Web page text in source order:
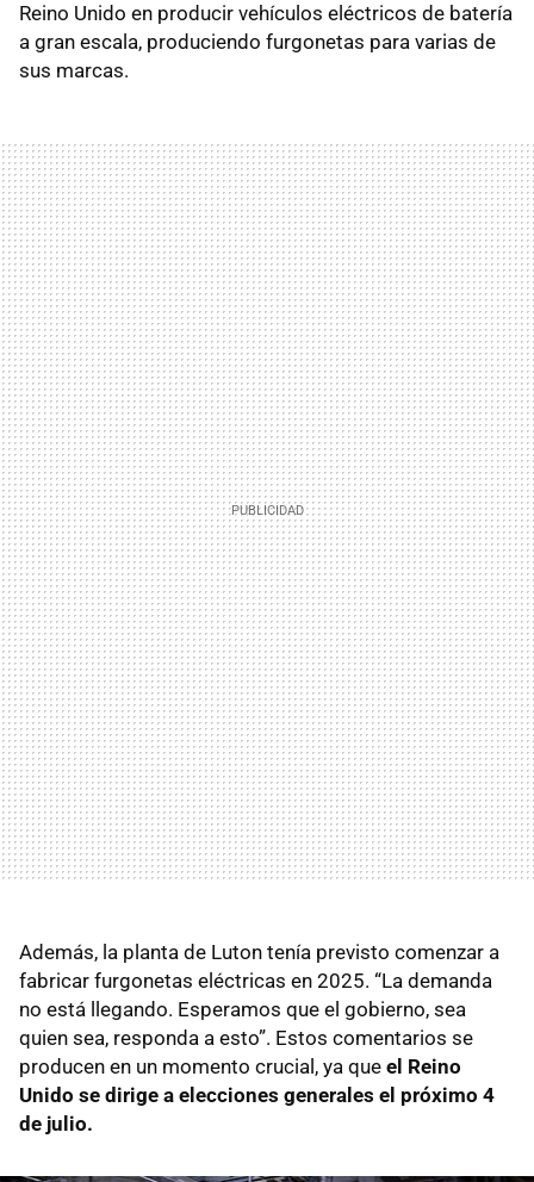
Reino Unido en producir vehículos eléctricos de batería
a gran escala, produciendo furgonetas para varias de
sus marcas.
Además, la planta de Luton tenía previsto comenzar a
fabricar furgonetas eléctricas en 2025. “La demanda
no está llegando. Esperamos que el gobierno, sea
quien sea, responda a esto”. Estos comentarios se
producen en un momento crucial, ya que el Reino
Unido se dirige a elecciones generales el próximo 4
de julio.